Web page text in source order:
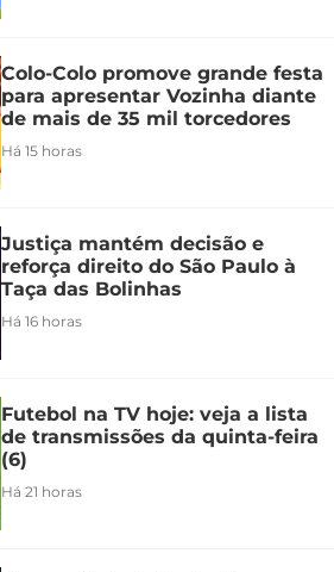
Colo-Colo promove grande festa
para apresentar Vozinha diante
de mais de 35 mil torcedores
Há 15 horas
Justiça mantém decisão e
reforça direito do São Paulo à
Taça das Bolinhas
Há 16 horas
Futebol na TV hoje: veja a lista
de transmissões da quinta-feira
(6)
Há 21 horas